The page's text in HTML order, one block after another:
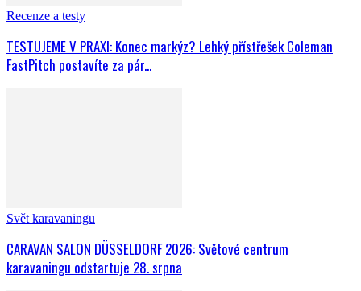
Recenze a testy
TESTUJEME V PRAXI: Konec markýz? Lehký přístřešek Coleman
FastPitch postavíte za pár...
Svět karavaningu
CARAVAN SALON DÜSSELDORF 2026: Světové centrum
karavaningu odstartuje 28. srpna